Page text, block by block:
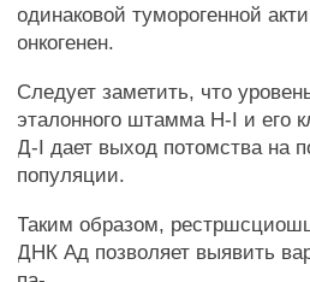
одинаковой туморогенной
онкогенен.
Следует заметить, что
эталонного штамма H-I и его
Д-I дает выход потомства на
популяции.
Таким образом,
ДНК Ад позволяет выявить